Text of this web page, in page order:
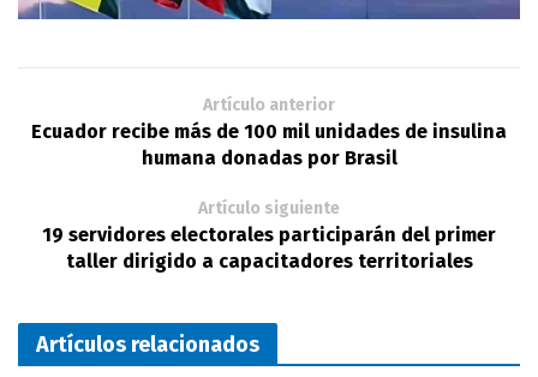
Artículo anterior
Ecuador recibe más de 100 mil unidades de insulina
humana donadas por Brasil
Artículo siguiente
19 servidores electorales participarán del primer
taller dirigido a capacitadores territoriales
Artículos relacionados